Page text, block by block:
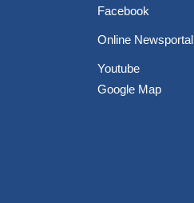
Facebook
Online Newsportal
Youtube
Google Map